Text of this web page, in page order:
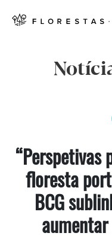
“Perspetivas
floresta
BCG